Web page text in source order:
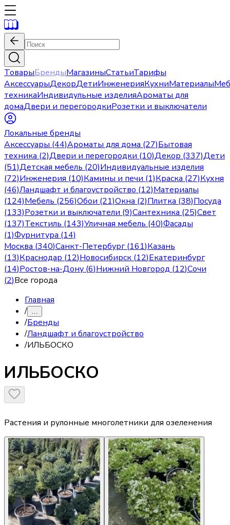
ТоварыБрендыМагазиныСтатьиТарифы
АксессуарыДекорДетиИнженерияКухниМатериалы
техникаИндивидульные изделияАроматы для
домаДвери и перегородкиРозетки и выключатели
Локальные бренды
Аксессуары (44)Ароматы для дома (27)Бытовая
техника (2)Двери и перегородки (10)Декор (337)Дети
(51)Детская мебель (20)Индивидуальные изделия
(72)Инженерия (10)Камины и печи (1)Краска (27)Кухня
(46)Ландшафт и благоустройство (12)Материалы
(124)Мебель (256)Обои (21)Окна (2)Плитка (38)Посуда
(133)Розетки и выключатели (9)Сантехника (25)Свет
(137)Текстиль (143)Уличная мебель (40)Фасады
(1)Фурнитура (14)
Москва (340)Санкт-Петербург(161)Казань
(13)Краснодар (12)Новосибирск (12)Екатеринбург
(14)Ростов-на-Дону (6)Нижний Новгород (12)Сочи
(2)Все города
Главная
/ …
/Бренды
/Ландшафт и благоустройство
/ИЛЬБОСКО
ИЛЬБОСКО
Растения и рулонные многолетники для озеленения